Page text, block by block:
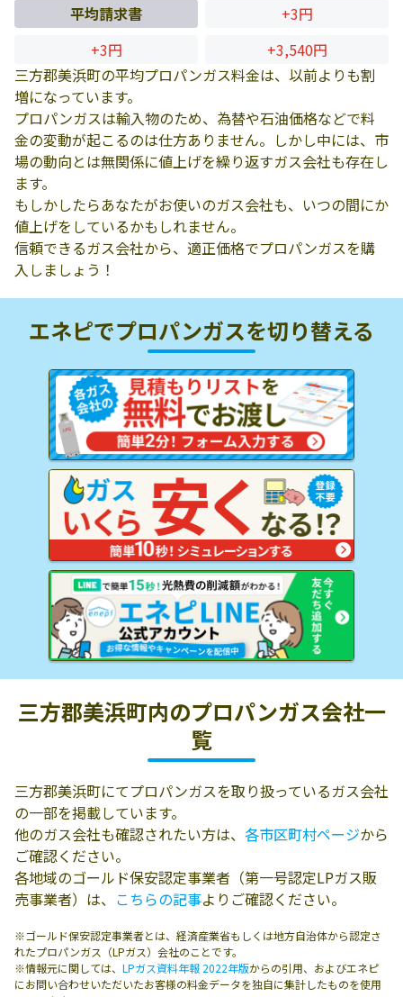
平均請求書
+3円
+3円
+3,540円
三方郡美浜町の平均プロパンガス料金は、以前よりも割
増になっています。
プロパンガスは輸入物のため、為替や石油価格などで料
金の変動が起こるのは仕方ありません。しかし中には、市
場の動向とは無関係に値上げを繰り返すガス会社も存在し
ます。
もしかしたらあなたがお使いのガス会社も、いつの間にか
値上げをしているかもしれません。
信頼できるガス会社から、適正価格でプロパンガスを購
入しましょう！
エネピでプロパンガスを切り替える
三方郡美浜町内のプロパンガス会社一
覧
三方郡美浜町にてプロパンガスを取り扱っているガス会社
の一部を掲載しています。
他のガス会社も確認されたい方は、 各市区町村ページから
ご確認ください。
各地域のゴールド保安認定事業者（第一号認定LPガス販
売事業者）は、 こちらの記事よりご確認ください。
※ゴールド保安認定事業者とは、経済産業省もしくは地方自治体から認定さ
れたプロパンガス（LPガス）会社のことです。
※情報元に関しては、 LPガス資料年報 2022年版からの引用、およびエネピ
にお問い合わせいただいたお客様の料金データを独自に集計したものを使用